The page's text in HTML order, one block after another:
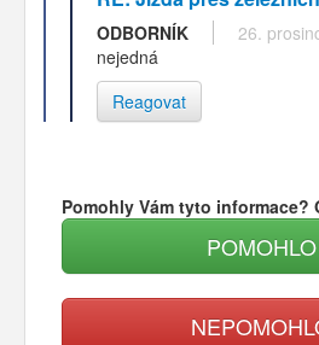
ODBORNÍK
26.
nejedná
Reagovat
Pomohly Vám tyto informace?